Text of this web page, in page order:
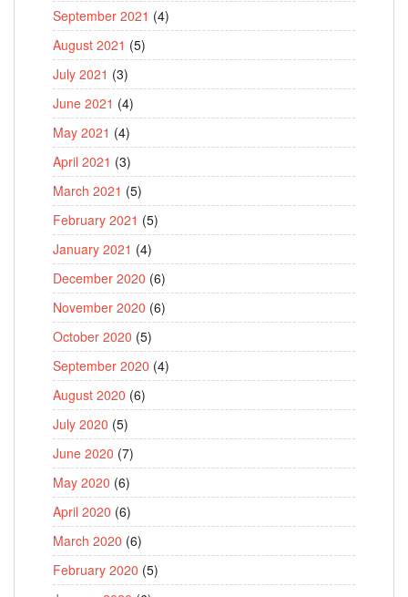
September 2021 (4)
August 2021 (5)
July 2021 (3)
June 2021 (4)
May 2021 (4)
April 2021 (3)
March 2021 (5)
February 2021 (5)
January 2021 (4)
December 2020 (6)
November 2020 (6)
October 2020 (5)
September 2020 (4)
August 2020 (6)
July 2020 (5)
June 2020 (7)
May 2020 (6)
April 2020 (6)
March 2020 (6)
February 2020 (5)